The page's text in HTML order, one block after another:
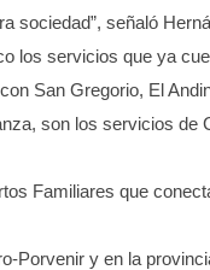
sociedad”, señaló
los servicios que ya
San Gregorio, El
son los servicios de
Familiares que
Porvenir y en la